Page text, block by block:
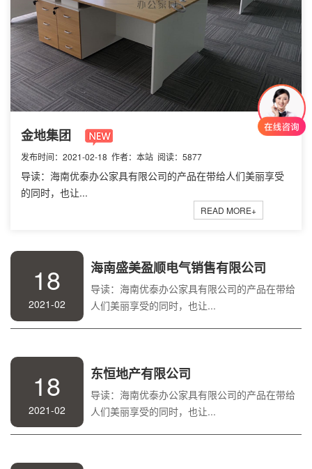
金地集团
发布时间：2021-02-18 作者：本站 阅读：5877
导读：海南优泰办公家具有限公司的产品在带给人们美丽享受
的同时，也让...
READ MORE+
18
2021-02
海南盛美盈顺电气销售有限公司
导读：海南优泰办公家具有限公司的产品在带给
人们美丽享受的同时，也让...
18
2021-02
东恒地产有限公司
导读：海南优泰办公家具有限公司的产品在带给
人们美丽享受的同时，也让...